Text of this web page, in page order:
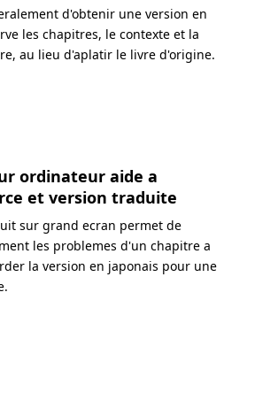
d'obtenir une version en
les chapitres, le contexte et la
au lieu d'aplatir le livre d'origine.
ordinateur aide a
et version traduite
sur grand ecran permet de
les problemes d'un chapitre a
la version en japonais pour une